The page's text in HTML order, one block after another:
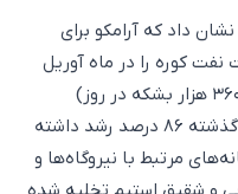
داد که آرامکو برای
نفت کوره را در ماه آوریل
به حدود یک میلیون و ۷۰۰ هزار تن (۳۶۰ هزار بشکه در روز)
افزایش داده است که نسبت به سال گذشته ۸۶ درصد رشد داشته
مرتبط با نیروگاه‌ها و